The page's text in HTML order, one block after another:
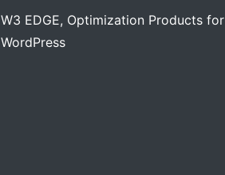
W3 EDGE, Optimization Products for
WordPress